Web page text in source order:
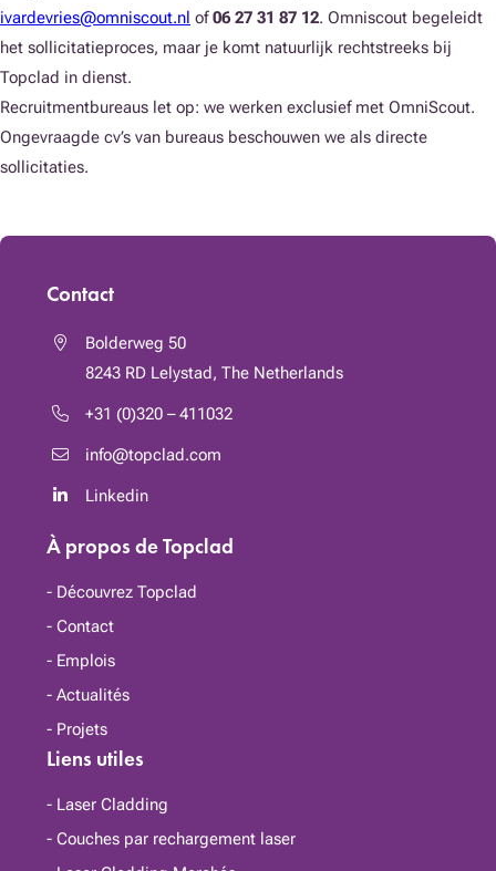
ivardevries@omniscout.nl of06 27 31 87 12. Omniscout begeleidt
het sollicitatieproces, maar je komt natuurlijk rechtstreeks bij
Topclad in dienst.
Recruitmentbureaus let op: we werken exclusief met OmniScout.
Ongevraagde cv’s van bureaus beschouwen we als directe
sollicitaties.
Contact
Bolderweg 50
8243 RD Lelystad, The Netherlands
+31 (0)320 – 411032
info@topclad.com
Linkedin
À propos de Topclad
Découvrez Topclad
Contact
Emplois
Actualités
Projets
Liens utiles
Laser Cladding
Couches par rechargement laser